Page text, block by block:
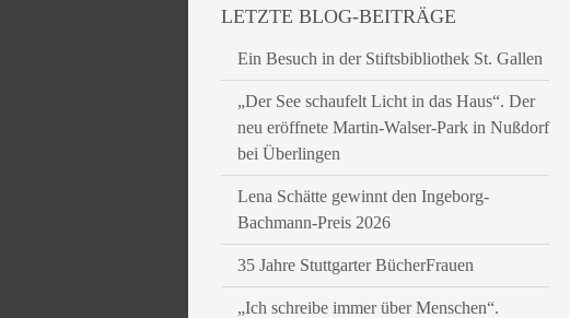
LETZTE BLOG-BEITRÄGE
Ein Besuch in der Stiftsbibliothek St. Gallen
„Der See schaufelt Licht in das Haus“. Der
neu eröffnete Martin-Walser-Park in Nußdorf
bei Überlingen
Lena Schätte gewinnt den Ingeborg-
Bachmann-Preis 2026
35 Jahre Stuttgarter BücherFrauen
„Ich schreibe immer über Menschen“.